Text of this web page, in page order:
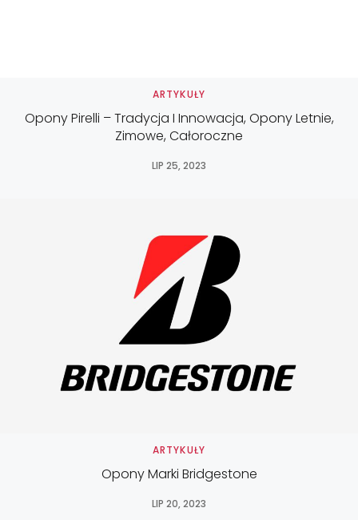
ARTYKUŁY
Opony Pirelli – Tradycja I Innowacja, Opony Letnie,
Zimowe, Całoroczne
LIP 25, 2023
ARTYKUŁY
Opony Marki Bridgestone
LIP 20, 2023